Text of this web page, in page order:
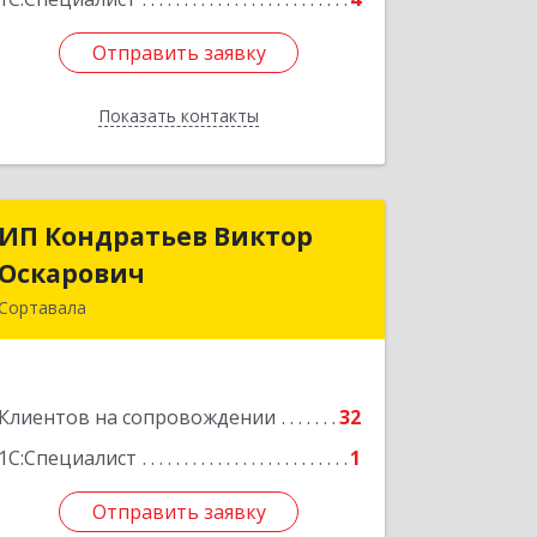
Отправить заявку
Показать контакты
Отправить заявку
Назад
ИП Кондратьев Виктор
Оскарович
Клиентов на сопровождении
32
1С:Специалист
1
Отправить заявку
ИП Кондратьев Виктор
Подробнее
Отправить заявку